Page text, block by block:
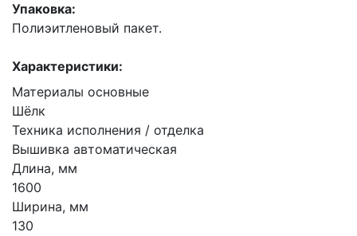
Упаковка:
Полиэитленовый пакет.
Характеристики:
Материалы основные
Шёлк
Техника исполнения / отделка
Вышивка автоматическая
Длина, мм
1600
Ширина, мм
130